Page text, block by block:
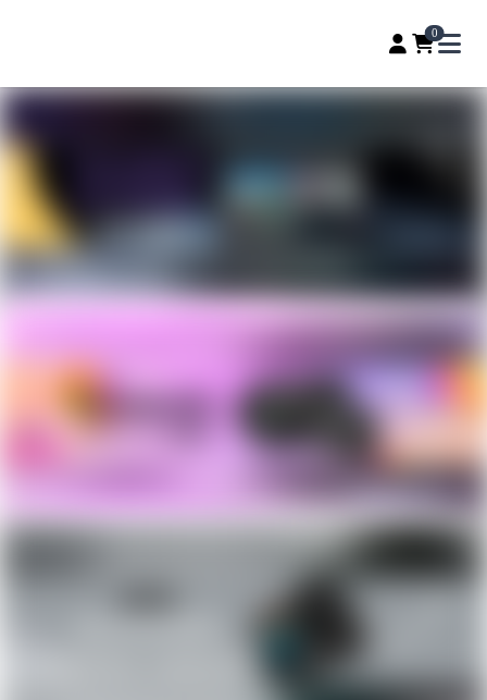
PQS自媒體器材專賣店、收音補光、直播聲卡配件專賣，影
0